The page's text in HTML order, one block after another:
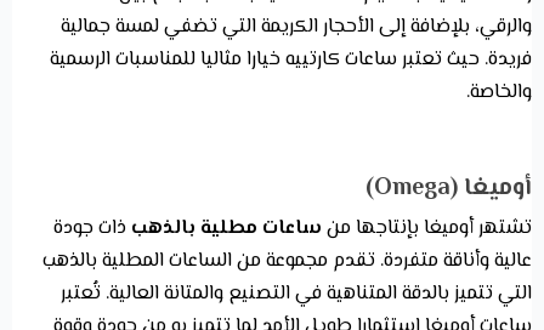
والرقي، بلإضافة إلى الأحجار الكريمة التي تضفي لمسة جمالية
فريدة. حيث تعتبر ساعات كارتييه خيارا مثاليا للمناسبات الرسمية
والخاصة.
أوميغا (Omega)
تشتهر أوميغا بإنتاجها من ساعات مطلية بالذهب ذات جودة
عالية وأناقة متفردة. تقدم مجموعة من الساعات المطلية بالذهب
التي تتميز بالدقة المتناهية في التصنيع والمتانة العالية. تُعتبر